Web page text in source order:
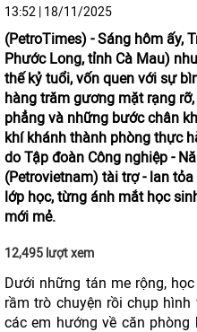
13:52 | 18/11/2025
(PetroTimes) -Sáng hôm ấy,
Phước Long, tỉnh Cà Mau)
thế kỷ tuổi, vốn quen với sự
hàng trăm gương mặt rạng
phẳng và những bước chân
khí khánh thành phòng thực
do Tập đoàn Công nghiệp -
(Petrovietnam) tài trợ - lan
lớp học, từng ánh mắt học
mới mẻ.
12,495 lượt xem
Dưới những tán me rộng,
rầm trò chuyện rồi chụp
các em hướng về căn